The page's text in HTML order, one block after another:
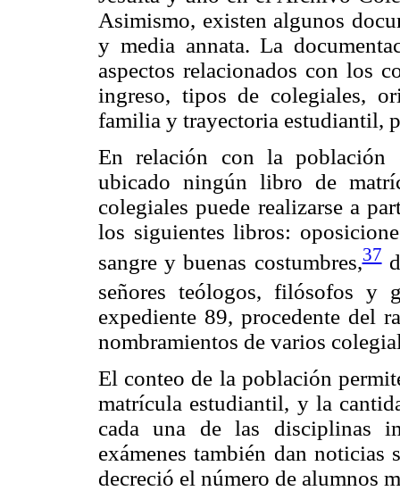
Asimismo, existen algunos
y media annata. La
aspectos relacionados con los
ingreso, tipos de colegiales,
familia y trayectoria estudiantil,
En relación con la población
ubicado ningún libro de
colegiales puede realizarse a
los siguientes libros:
sangre y buenas costumbres,37
señores teólogos, filósofos y
expediente 89, procedente del
nombramientos de varios
El conteo de la población
matrícula estudiantil, y la
cada una de las disciplinas
exámenes también dan
decreció el número de alumnos